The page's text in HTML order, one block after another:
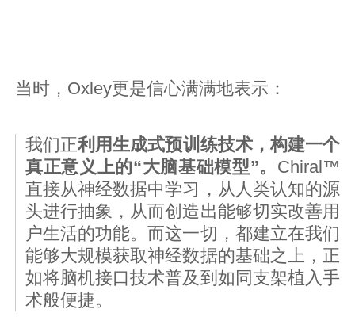
当时，Oxley更是信心满满地表示：
我们正利用生成式预训练技术，构建一个
真正意义上的“大脑基础模型”。 Chiral™
直接从神经数据中学习，从人类认知的源
头进行抽象，从而创造出能够切实改善用
户生活的功能。而这一切，都建立在我们
能够大规模获取神经数据的基础之上，正
如将脑机接口技术普及到如同支架植入手
术般便捷。